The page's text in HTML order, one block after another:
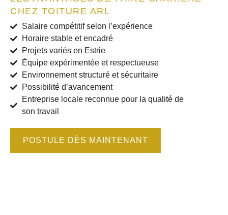
CHEZ TOITURE ARL
Salaire compétitif selon l’expérience
Horaire stable et encadré
Projets variés en Estrie
Équipe expérimentée et respectueuse
Environnement structuré et sécuritaire
Possibilité d’avancement
Entreprise locale reconnue pour la qualité de
son travail
POSTULE DÈS MAINTENANT